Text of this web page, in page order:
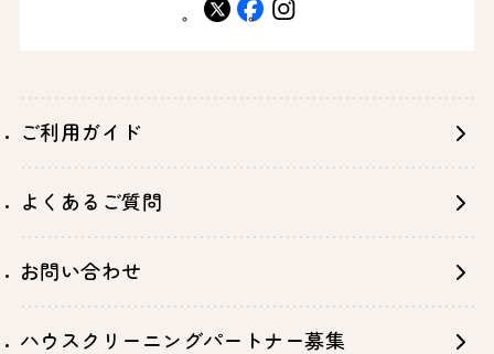
X facebookinstagram
ご利用ガイド
よくあるご質問
お問い合わせ
ハウスクリーニングパートナー募集